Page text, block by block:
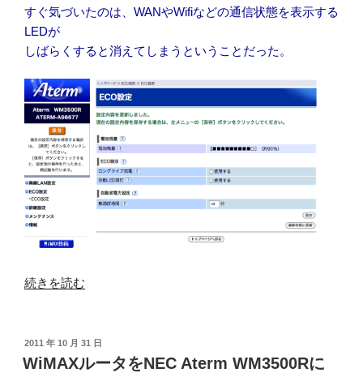
すぐ気づいたのは、WANやWifiなどの通信状態を表示する
LEDが
しばらくすると消えてしまうということだった。
“NEC
の
LED
続きを読む
投
稿
日:
2011 年 10 月 31 日
WiMAXルータをNEC Aterm WM3500Rに